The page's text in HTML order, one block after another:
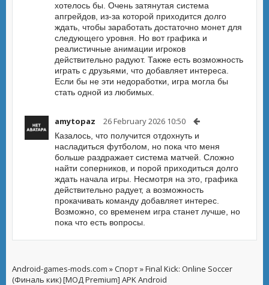
хотелось бы. Очень затянутая система
апгрейдов, из-за которой приходится долго
ждать, чтобы заработать достаточно монет для
следующего уровня. Но вот графика и
реалистичные анимации игроков
действительно радуют. Также есть возможность
играть с друзьями, что добавляет интереса.
Если бы не эти недоработки, игра могла бы
стать одной из любимых.
amytopaz 26 February 2026 10:50
Казалось, что получится отдохнуть и
насладиться футболом, но пока что меня
больше раздражает система матчей. Сложно
найти соперников, и порой приходиться долго
ждать начала игры. Несмотря на это, графика
действительно радует, а возможность
прокачивать команду добавляет интерес.
Возможно, со временем игра станет лучше, но
пока что есть вопросы.
Android-games-mods.com »Спорт» Final Kick: Online Soccer
(Финаль кик) [МОД Premium] APK Android